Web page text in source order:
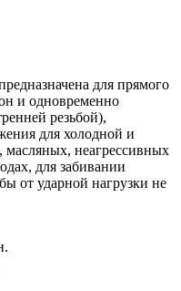
для прямого
и одновременно
резьбой),
для холодной и
масляных, неагрессивных
для забивании
от ударной нагрузки не